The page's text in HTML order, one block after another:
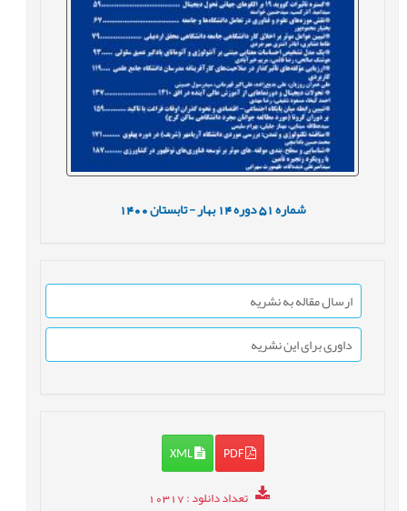
شماره51 دوره14 بهار - تابستان1400
ارسال مقاله به نشریه
داوری برای این نشریه
PDF
XML
تعداد دانلود: 10317